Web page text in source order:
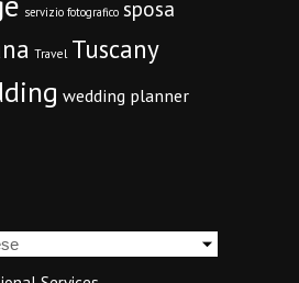
servizio fotografico sposa
Travel Tuscany
wedding planner